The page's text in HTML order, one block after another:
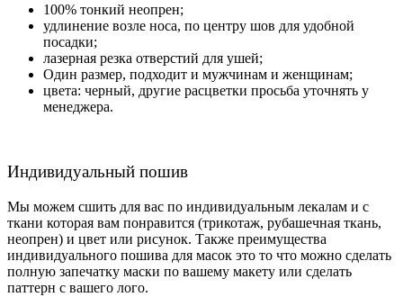
100% тонкий неопрен;
удлинение возле носа, по центру шов для удобной
посадки;
лазерная резка отверстий для ушей;
Один размер, подходит и мужчинам и женщинам;
цвета: черный, другие расцветки просьба уточнять у
менеджера.
Индивидуальный пошив
Мы можем сшить для вас по индивидуальным лекалам и с
ткани которая вам понравится (трикотаж, рубашечная ткань,
неопрен) и цвет или рисунок. Также преимущества
индивидуального пошива для масок это то что можно сделать
полную запечатку маски по вашему макету или сделать
паттерн с вашего лого.